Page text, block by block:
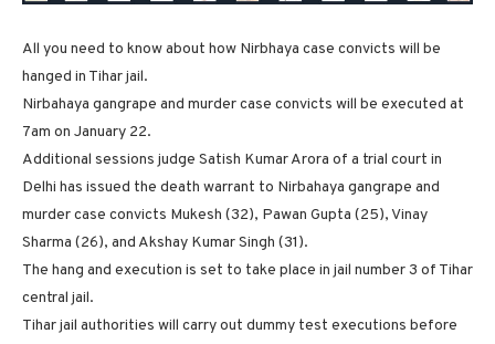
All you need to know about how Nirbhaya case convicts will be
hanged in Tihar jail.
Nirbahaya gangrape and murder case convicts will be executed at
7am on January 22.
Additional sessions judge Satish Kumar Arora of a trial court in
Delhi has issued the death warrant to Nirbahaya gangrape and
murder case convicts Mukesh (32), Pawan Gupta (25), Vinay
Sharma (26), and Akshay Kumar Singh (31).
The hang and execution is set to take place in jail number 3 of Tihar
central jail.
Tihar jail authorities will carry out dummy test executions before